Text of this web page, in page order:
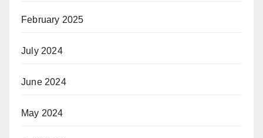
February 2025
July 2024
June 2024
May 2024